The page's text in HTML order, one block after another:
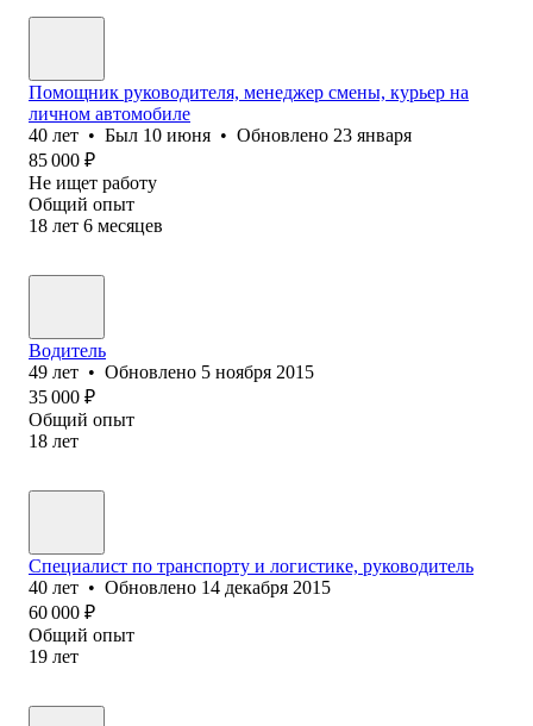
Помощник руководителя, менеджер смены, курьер на
личном автомобиле
40 лет • Был 10 июня • Обновлено 23 января
85 000 ₽
Не ищет работу
Общий опыт
18 лет 6 месяцев
Водитель
49 лет • Обновлено 5 ноября 2015
35 000 ₽
Общий опыт
18 лет
Специалист по транспорту и логистике, руководитель
40 лет • Обновлено 14 декабря 2015
60 000 ₽
Общий опыт
19 лет